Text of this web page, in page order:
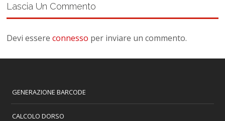
Lascia Un Commento
Devi essereconnesso per inviare un commento.
GENERAZIONE BARCODE
CALCOLO DORSO